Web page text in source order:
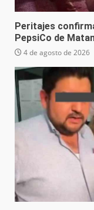
Peritajes
PepsiCo de
4 de agosto de 2026